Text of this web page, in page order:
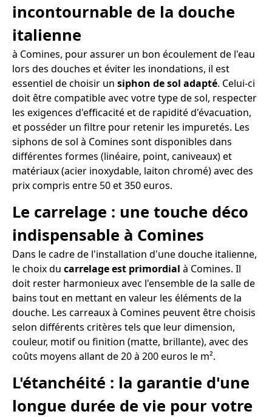
incontournable de la douche
italienne
à Comines, pour assurer un bon écoulement de l'eau
lors des douches et éviter les inondations, il est
essentiel de choisir un siphon de sol adapté. Celui-ci
doit être compatible avec votre type de sol, respecter
les exigences d'efficacité et de rapidité d'évacuation,
et posséder un filtre pour retenir les impuretés. Les
siphons de sol à Comines sont disponibles dans
différentes formes (linéaire, point, caniveaux) et
matériaux (acier inoxydable, laiton chromé) avec des
prix compris entre 50 et 350 euros.
Le carrelage : une touche déco
indispensable à Comines
Dans le cadre de l'installation d'une douche italienne,
le choix du carrelage est primordial à Comines. Il
doit rester harmonieux avec l'ensemble de la salle de
bains tout en mettant en valeur les éléments de la
douche. Les carreaux à Comines peuvent être choisis
selon différents critères tels que leur dimension,
couleur, motif ou finition (matte, brillante), avec des
coûts moyens allant de 20 à 200 euros le m².
L'étanchéité : la garantie d'une
longue durée de vie pour votre